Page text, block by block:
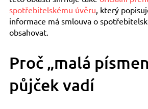
spotřebitelskému úvěru, který
informace má smlouva o
obsahovat.
Proč „malá
půjček vadí